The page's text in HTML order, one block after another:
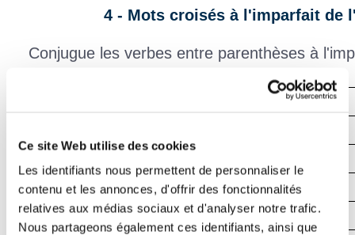
Ce site Web utilise des cookies
Les identifiants nous permettent de personnaliser le
contenu et les annonces, d'offrir des fonctionnalités
relatives aux médias sociaux et d'analyser notre trafic.
Nous partageons également ces identifiants, ainsi que
4 - Mots croisés à l'imparfait de
Conjugue les verbes entre parenthèses à
00:05
5
7
6
8